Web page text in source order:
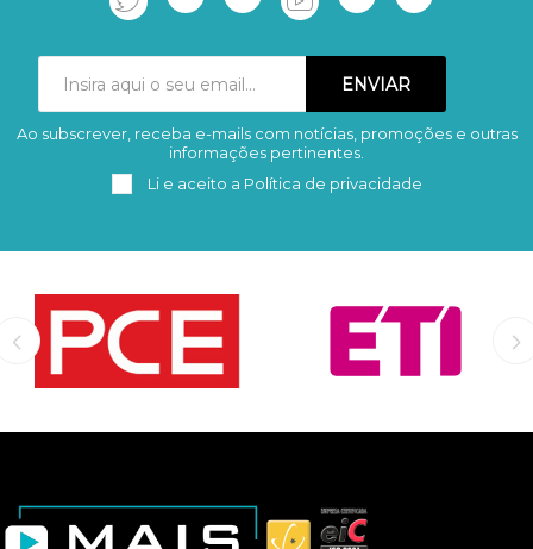
Subscrever Remover
Ao subscrever, receba e-mails com notícias, promoções e outras
informações pertinentes.
Li e aceito a Política de privacidade